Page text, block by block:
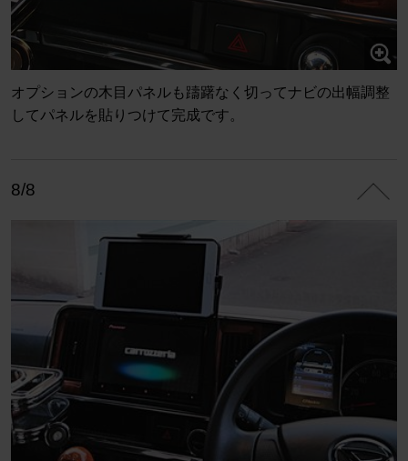
オプションの木目パネルも躊躇なく切ってナビの出幅調整
してパネルを貼りつけて完成です。
8/8